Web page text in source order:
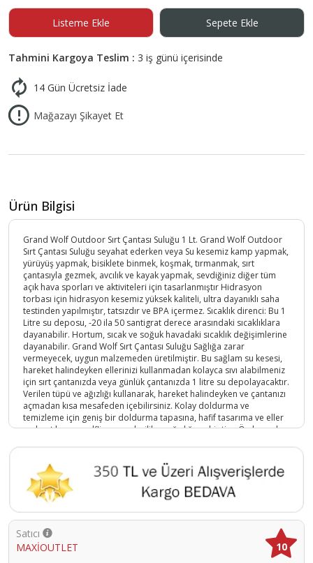
Listeme Ekle Sepete Ekle
Tahmini Kargoya Teslim : 3 iş günü içerisinde
14 Gün Ücretsiz İade
Mağazayı Şikayet Et
Ürün Bilgisi
Grand Wolf Outdoor Sırt Çantası Suluğu 1 Lt. Grand Wolf Outdoor
Sırt Çantası Suluğu seyahat ederken veya Su kesemiz kamp yapmak,
yürüyüş yapmak, bisiklete binmek, koşmak, tırmanmak, sırt
çantasıyla gezmek, avcılık ve kayak yapmak, sevdiğiniz diğer tüm
açık hava sporları ve aktiviteleri için tasarlanmıştır Hidrasyon
torbası için hidrasyon kesemiz yüksek kaliteli, ultra dayanıklı saha
testinden yapılmıştır, tatsızdır ve BPA içermez. Sıcaklık direnci: Bu 1
Litre su deposu, -20 ila 50 santigrat derece arasındaki sıcaklıklara
dayanabilir. Hortum, sıcak ve soğuk havadaki sıcaklık değişimlerine
dayanabilir. Grand Wolf Sırt Çantası Suluğu Sağlığa zarar
vermeyecek, uygun malzemeden üretilmiştir. Bu sağlam su kesesi,
hareket halindeyken ellerinizi kullanmadan kolayca sıvı alabilmeniz
için sırt çantanızda veya günlük çantanızda 1 litre su depolayacaktır.
Verilen tüpü ve ağızlığı kullanarak, hareket halindeyken ve çantanızı
açmadan kısa mesafeden içebilirsiniz. Kolay doldurma ve
temizleme için geniş bir doldurma tapasına, hafif tasarıma ve eller
serbest basınç valfli yumuşak silikon ağızlığa sahiptir. . Ön kısımda
dolum mümkündür. Hızlı ve kolay şekilde temizlenebilir Boyutları:
26.4 x 17.4 x ; 100 gram
Ürün Kodu :5161-758636094749
Satıcı
MAXİOUTLET
10